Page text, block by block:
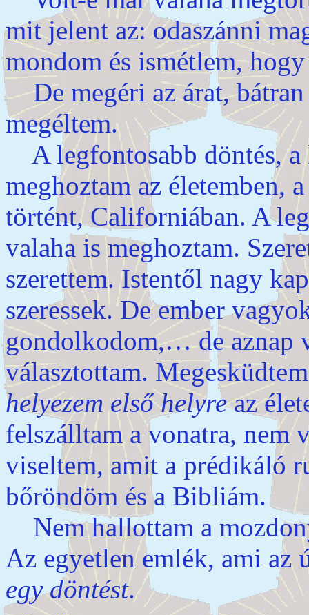
mit jelent az: odaszánni
mondom és ismétlem,
De megéri az árat, bátran
megéltem.
A legfontosabb döntés, a
meghoztam az életemben,
történt, Californiában. A
valaha is meghoztam.
szerettem. Istentől nagy
szeressek. De ember
gondolkodom,… de aznap
választottam.
helyezem első helyreaz
felszálltam a vonatra, nem
viseltem, amit a prédikáló
bőröndöm és a Bibliám.
Nem hallottam a
Az egyetlen emlék, ami az
egy döntést.